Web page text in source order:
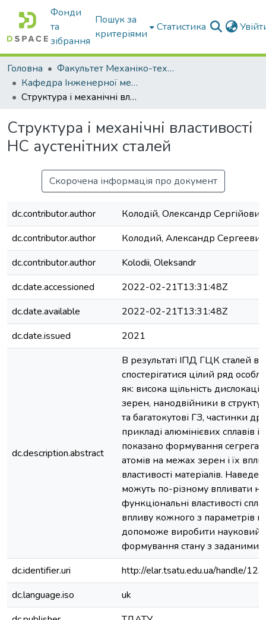
Фонди
та
зібрання
Пошук за
критеріями
Статистика
Головна
Факультет Механіко-технологічний
Кафедра Інженерної механіки та комп'ютерного проектування
Структура і механічні властивості НС аустенітних сталей
Структура і механічні властивості
НС аустенітних сталей
Скорочена інформація про документ
dc.contributor.author
Колодій, Олександр Сергійович
dc.contributor.author
Колодий, Александр Сергеевич
dc.contributor.author
Kolodii, Oleksandr
dc.date.accessioned
2022-02-21T13:31:48Z
dc.date.available
2022-02-21T13:31:48Z
dc.date.issued
2021
dc.description.abstract
В результаті ІПД ГЦК сталей в
спостерігатися цілий ряд
як: висока щільність
зерен, нанодвійники в
та багатокутові ГЗ, частинки
прикладі алюмінієвих сплавів і
показано формування
атомів на межах зерен і їх
властивості матеріалів.
можуть по-різному впливати на
функціональні властивості
впливу кожного з параметрів
допоможе виробити науковий
формування стану з заданими
dc.identifier.uri
http://elar.tsatu.edu.ua/handle/
dc.language.iso
uk